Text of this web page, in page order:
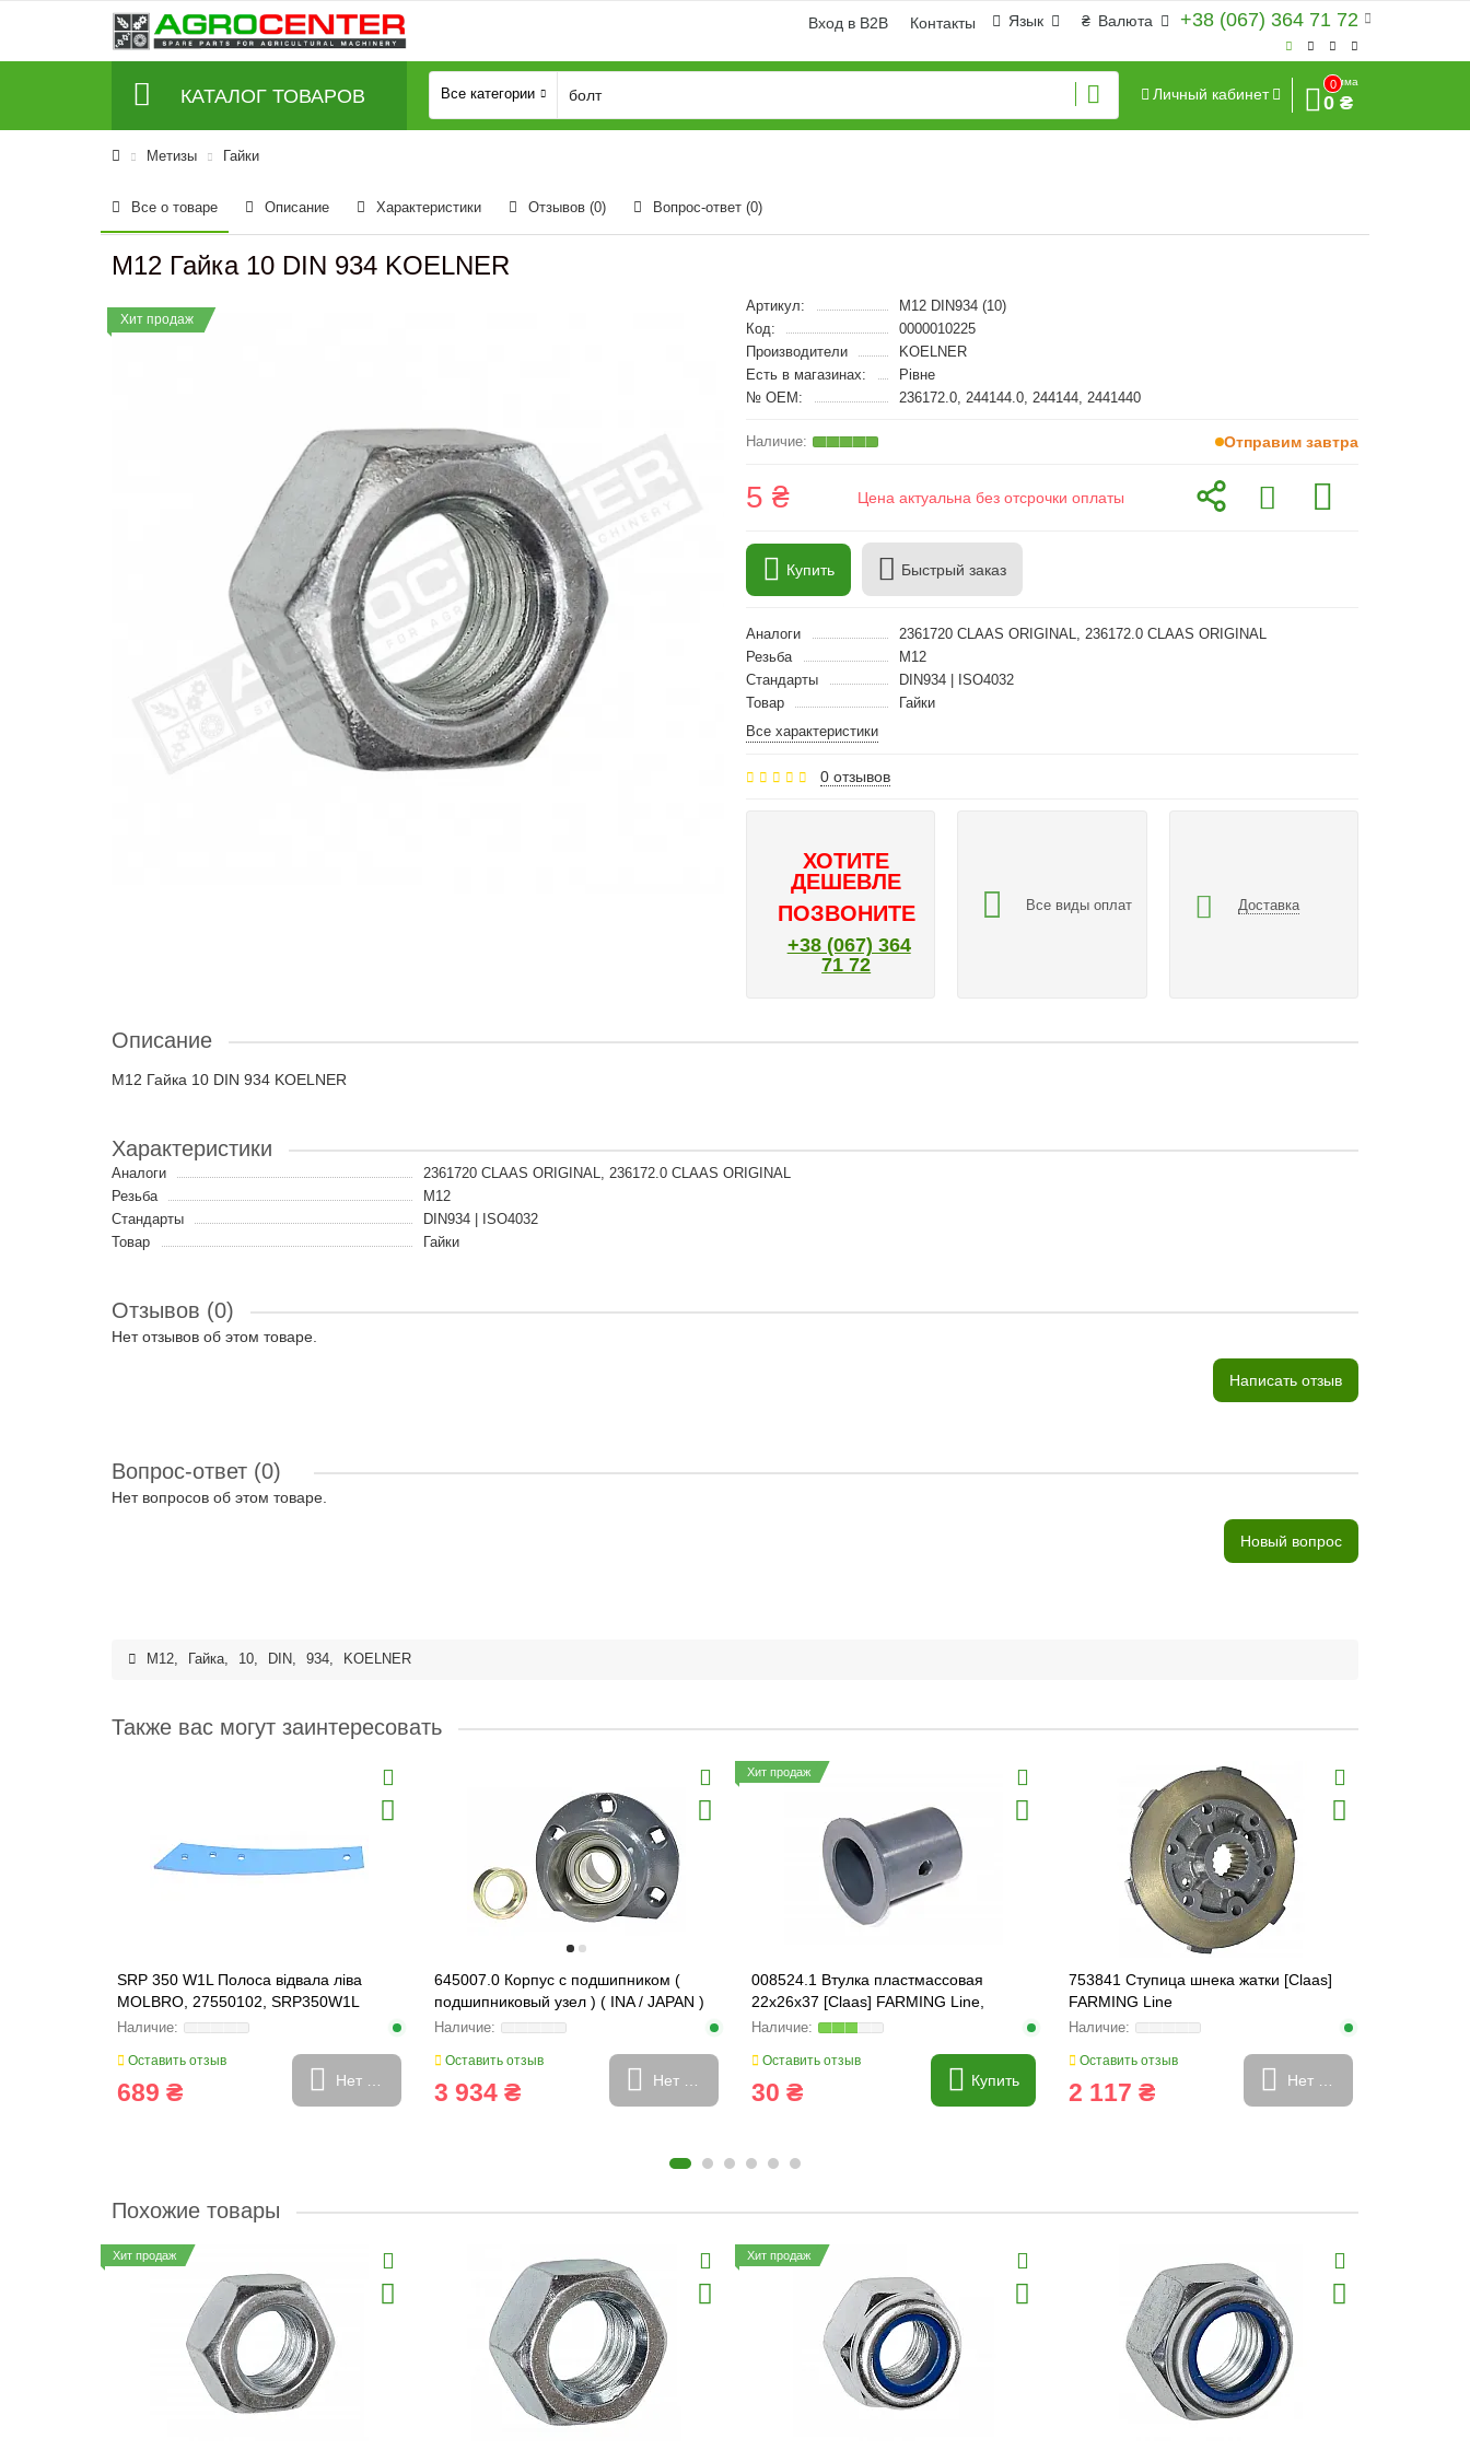
+38 (067) 364 71 72
₴ Валюта
Язык
Вход в B2B Контакты
КАТАЛОГ ТОВАРОВ Все категории Личный кабинет
0
Сумма
0 ₴
Метизы Гайки
Все о товаре Описание Характеристики Отзывов (0) Вопрос-ответ (0)
M12 Гайка 10 DIN 934 KOELNER
Хит продаж
Артикул:
M12 DIN934 (10)
Код:
0000010225
Производители
KOELNER
Есть в магазинах:
Рівне
№ OEM:
236172.0, 244144.0, 244144, 2441440
Отправим завтра
5 ₴ Цена актуальна без отсрочки оплаты
Купить Быстрый заказ
Аналоги
2361720 CLAAS ORIGINAL, 236172.0 CLAAS ORIGINAL
Резьба
M12
Стандарты
DIN934 | ISO4032
Товар
Гайки
Все характеристики
0 отзывов
ХОТИТЕ
ДЕШЕВЛЕ
ПОЗВОНИТЕ
+38 (067) 364
71 72
Все виды оплат Доставка
Описание
M12 Гайка 10 DIN 934 KOELNER
Характеристики
Аналоги
2361720 CLAAS ORIGINAL, 236172.0 CLAAS ORIGINAL
Резьба
M12
Стандарты
DIN934 | ISO4032
Товар
Гайки
Отзывов (0)
Нет отзывов об этом товаре.
Написать отзыв
Вопрос-ответ (0)
Нет вопросов об этом товаре.
Новый вопрос
M12, Гайка, 10, DIN, 934, KOELNER
Также вас могут заинтересовать
SRP 350 W1L Полоса відвала ліва
MOLBRO, 27550102, SRP350W1L
Оставить отзыв
689 ₴ Нет в наличии
645007.0 Корпус с подшипником (
подшипниковый узел ) ( INA / JAPAN )
FARMING Line, 645007
Оставить отзыв
3 934 ₴ Нет в наличии
Хит продаж
008524.1 Втулка пластмассовая
22x26x37 [Claas] FARMING Line,
008524
Оставить отзыв
30 ₴ Купить
753841 Ступица шнека жатки [Claas]
FARMING Line
Оставить отзыв
2 117 ₴ Нет в наличии
Похожие товары
Хит продаж Хит продаж